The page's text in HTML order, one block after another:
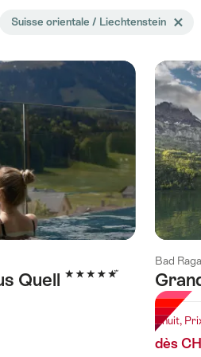
tag Spécialisation
Suisse orientale / LiechtensteinEffacer
Quell 5 étoiles
Bad
1 nuit,
dès